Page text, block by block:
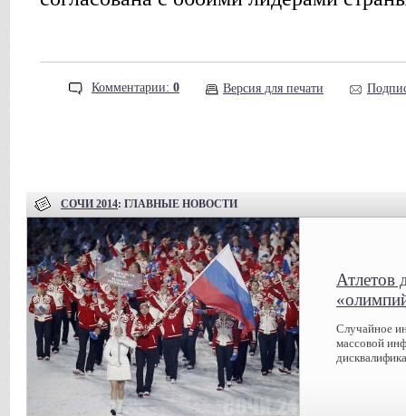
Комментарии: 0 Версия для печати
СОЧИ 2014: ГЛАВНЫЕ НОВОСТИ
Атлетов
Случайное
массовой